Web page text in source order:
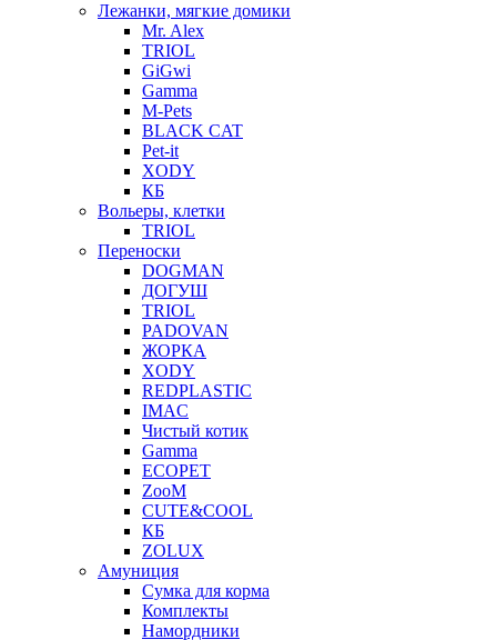
Лежанки, мягкие домики
Mr. Alex
TRIOL
GiGwi
Gamma
M-Pets
BLACK CAT
Pet-it
XODY
КБ
Вольеры, клетки
TRIOL
Переноски
DOGMAN
ДОГУШ
TRIOL
PADOVAN
ЖОРКА
XODY
REDPLASTIC
IMAC
Чистый котик
Gamma
ECOPET
ZooM
CUTE&COOL
КБ
ZOLUX
Амуниция
Сумка для корма
Комплекты
Намордники